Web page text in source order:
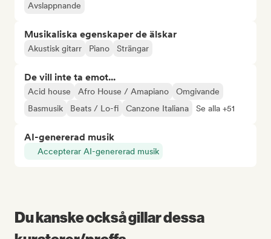
Avslappnande
Musikaliska egenskaper de älskar
Akustisk gitarr Piano Strängar
De vill inte ta emot...
Acid house Afro House / Amapiano
Omgivande
Basmusik
Beats / Lo-fi Canzone Italiana Se alla +51
AI-genererad musik
Accepterar AI-genererad musik
Du kanske också gillar dessa